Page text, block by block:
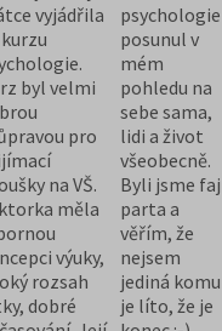
vyjádřila
byl velmi
pro
na VŠ.
měla
výuky,
rozsah
dobré
psychologie
posunul v
mém
pohledu na
sebe sama,
lidi a život
všeobecně.
Byli jsme
parta a
věřím, že
nejsem
jediná komu
je líto, že je